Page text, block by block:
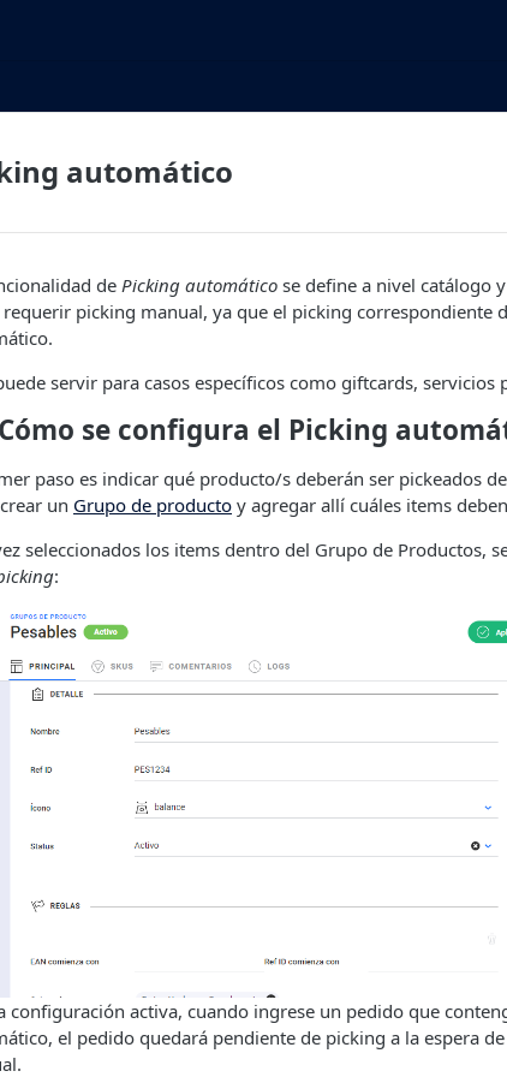
automático
de Picking automático se define a nivel catálogo
requerir picking manual, ya que el picking correspondiente
servir para casos específicos como giftcards, servicios
se configura el Picking
paso es indicar qué producto/s deberán ser pickeados
un Grupo de producto y agregar allí cuáles items
seleccionados los items dentro del Grupo de Productos,
:
configuración activa, cuando ingrese un pedido que
el pedido quedará pendiente de picking a la espera